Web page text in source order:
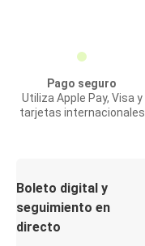
Pago seguro
Utiliza Apple Pay, Visa y
tarjetas internacionales
Boleto digital y
seguimiento en
directo